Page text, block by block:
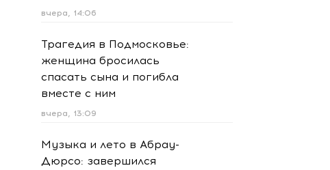
вчера, 14:06
Трагедия в Подмосковье:
женщина бросилась
спасать сына и погибла
вместе с ним
вчера, 13:09
Музыка и лето в Абрау-
Дюрсо: завершился